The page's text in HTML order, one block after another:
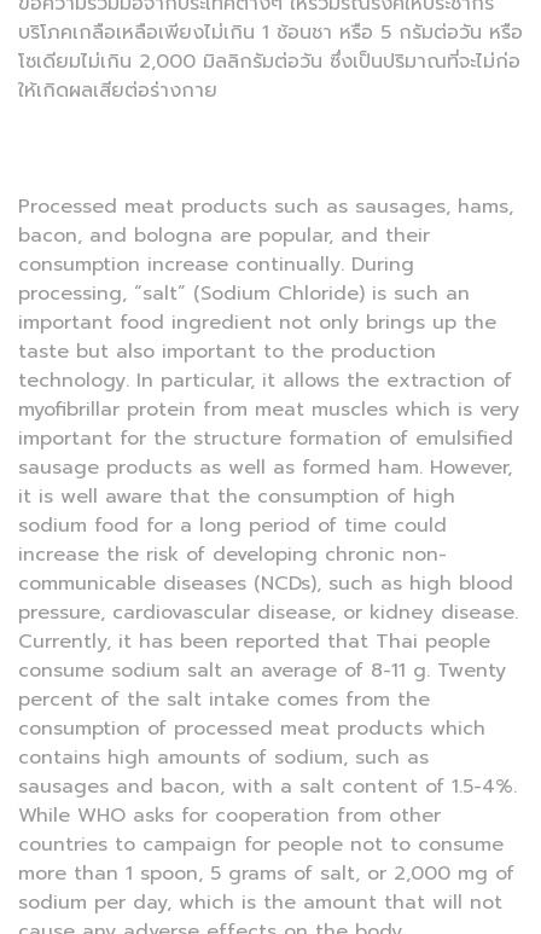
บริโภคเกลือเหลือเพียงไม่เกิน 1 ช้อนชา หรือ 5 กรัมต่อวัน หรือ
โซเดียมไม่เกิน 2,000 มิลลิกรัมต่อวัน ซึ่งเป็นปริมาณที่จะไม่ก่อ
ให้เกิดผลเสียต่อร่างกาย
Processed meat products such as sausages, hams,
bacon, and bologna are popular, and their
consumption increase continually. During
processing, “salt” (Sodium Chloride) is such an
important food ingredient not only brings up the
taste but also important to the production
technology. In particular, it allows the extraction of
myofibrillar protein from meat muscles which is very
important for the structure formation of emulsified
sausage products as well as formed ham. However,
it is well aware that the consumption of high
sodium food for a long period of time could
increase the risk of developing chronic non-
communicable diseases (NCDs), such as high blood
pressure, cardiovascular disease, or kidney disease.
Currently, it has been reported that Thai people
consume sodium salt an average of 8-11 g. Twenty
percent of the salt intake comes from the
consumption of processed meat products which
contains high amounts of sodium, such as
sausages and bacon, with a salt content of 1.5-4%.
While WHO asks for cooperation from other
countries to campaign for people not to consume
more than 1 spoon, 5 grams of salt, or 2,000 mg of
sodium per day, which is the amount that will not